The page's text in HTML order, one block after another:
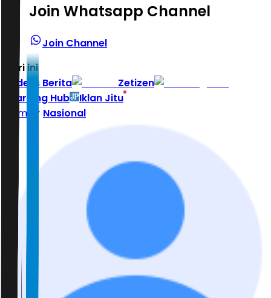
Join Whatsapp Channel
Join Channel
Hari ini
Indeks Berita
Zetizen
Learning Hub
Iklan Jitu
Home
Nasional